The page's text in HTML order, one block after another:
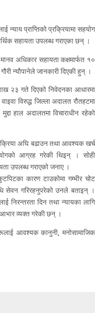
न्याय प्राप्तिको प्रक्रियामा सहयोग
सहायता उपलब्ध गराएका छन् ।
अधिकार सहायता कक्षमार्फत १०
न्यौपानेले जानकारी दिएकी हुन् ।
२३ गते दिएको निवेदनका आधारमा
विरुद्ध जिल्ला अदालत रौतहटमा
हाल अदालतमा विचाराधीन रहेको
अघि बढाउन तथा आवश्यक खर्च
आग्रह गरेकी थिइन् । सोही
उपलब्ध गराएको जनाए ।
कारण टाउकोमा गम्भीर चोट
सेवन गरिरहनुपरेको उनले बताइन् ।
निरन्तरता दिन तथा न्यायका लागि
आभार व्यक्त गरेकी छन् ।
आवश्यक कानुनी, मनोसामाजिक